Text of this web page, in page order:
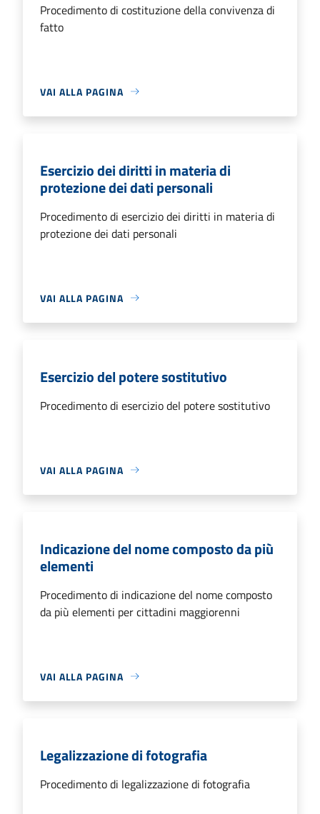
Procedimento di costituzione della convivenza di
fatto
VAI ALLA PAGINA
Esercizio dei diritti in materia di
protezione dei dati personali
Procedimento di esercizio dei diritti in materia di
protezione dei dati personali
VAI ALLA PAGINA
Esercizio del potere sostitutivo
Procedimento di esercizio del potere sostitutivo
VAI ALLA PAGINA
Indicazione del nome composto da più
elementi
Procedimento di indicazione del nome composto
da più elementi per cittadini maggiorenni
VAI ALLA PAGINA
Legalizzazione di fotografia
Procedimento di legalizzazione di fotografia